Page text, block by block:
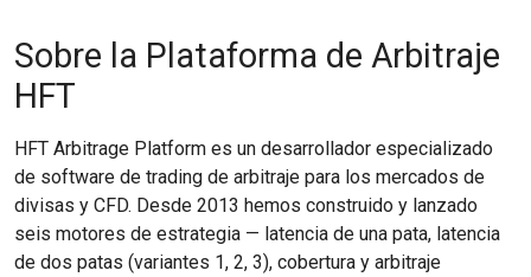
Sobre la Plataforma de Arbitraje
HFT
HFT Arbitrage Platform es un desarrollador especializado
de software de trading de arbitraje para los mercados de
divisas y CFD. Desde 2013 hemos construido y lanzado
seis motores de estrategia — latencia de una pata, latencia
de dos patas (variantes 1, 2, 3), cobertura y arbitraje